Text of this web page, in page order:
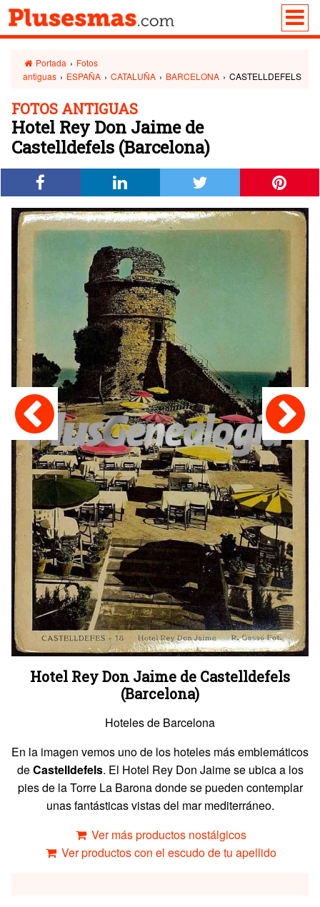
Portada › Fotos
antiguas › ESPAÑA › CATALUÑA › BARCELONA › CASTELLDEFELS
FOTOS ANTIGUAS
Hotel Rey Don Jaime de
Castelldefels (Barcelona)
Hotel Rey Don Jaime de Castelldefels
(Barcelona)
Hoteles de Barcelona
En la imagen vemos uno de los hoteles más emblemáticos
deCastelldefels. El Hotel Rey Don Jaime se ubica a los
pies de la Torre La Barona donde se pueden contemplar
unas fantásticas vistas del mar mediterráneo.
Ver más productos nostálgicos
Ver productos con el escudo de tu apellido